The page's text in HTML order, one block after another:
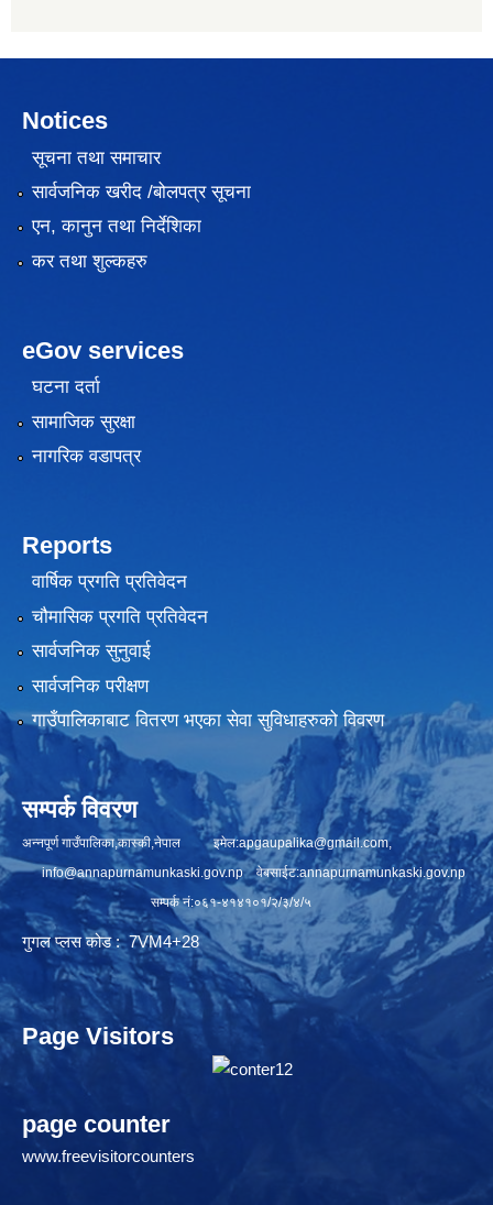
Notices
सूचना तथा समाचार
सार्वजनिक खरीद /बोलपत्र सूचना
एन, कानुन तथा निर्देशिका
कर तथा शुल्कहरु
eGov services
घटना दर्ता
सामाजिक सुरक्षा
नागरिक वडापत्र
Reports
वार्षिक प्रगति प्रतिवेदन
चौमासिक प्रगति प्रतिवेदन
सार्वजनिक सुनुवाई
सार्वजनिक परीक्षण
गाउँपालिकाबाट वितरण भएका सेवा सुविधाहरुको विवरण
सम्पर्क विवरण
अन्नपूर्ण गाउँपालिका,कास्की,नेपाल इमेल:apgaupalika@gmail.com,
info@annapurnamunkaski.gov.npवेबसाईट:annapurnamunkaski.gov.np
सम्पर्क नं:०६१-४१४१०१/२/३/४/५
गुगल प्लस कोड : 7VM4+28
Page Visitors
page counter
www.freevisitorcounters